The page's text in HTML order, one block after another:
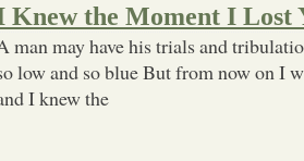
Knew the Moment I Lost
man may have his trials and
low and so blue But from now on I
I knew the